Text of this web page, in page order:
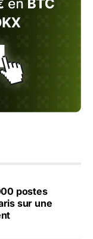
postes
sur une